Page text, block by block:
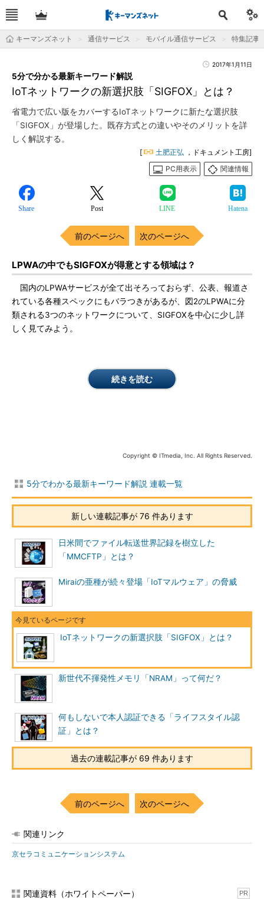
キーマンズネット 通信サービス モバイル通信サービス 特集記事
2017年1月11日
IoTネットワークの新選択肢「SIGFOX」とは？
5分で分かる最新キーワード解説
省電力で広い版をカバーするIoTネットワークに新たな選択肢
「SIGFOX」が登場した。既存方式との違いやそのメリットを詳
しく解説する。
[ 土肥正弘 ，ドキュメント工房]
PC用表示
関連情報
Share Post LINE Hatena
前のページへ 次のページへ
LPWAの中でもSIGFOXが得意とする領域は？
国内のLPWAサービスが全て出そろっておらず、公表、報道さ
れている各種スペックにもバラつきがあるが、図2のLPWAに分
類される3つのネットワークについて、SIGFOXを中心に少し詳
しく見てみよう。
続きを読む
Copyright © ITmedia, Inc. All Rights Reserved.
5分でわかる最新キーワード解説 連載一覧
新しい連載記事が 76 件あります
日米間でファイル転送世界記録を樹立した
「MMCFTP」とは？
Miraiの亜種が続々登場「IoTマルウェア」の脅威
IoTネットワークの新選択肢「SIGFOX」とは？
新世代不揮発性メモリ「NRAM」って何だ？
何もしないで本人認証できる「ライフスタイル認
証」とは？
過去の連載記事が 69 件あります
前のページへ 次のページへ
関連リンク
京セラコミュニケーションシステム
関連資料（ホワイトペーパー） PR